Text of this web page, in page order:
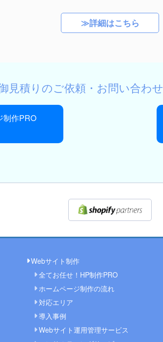
≫詳細はこちら
見積りのご依頼・お問い合わせ
制作PRO
Webサイト制作
全てお任せ！HP制作PRO
ホームページ制作の流れ
対応エリア
導入事例
Webサイト運用管理サービス